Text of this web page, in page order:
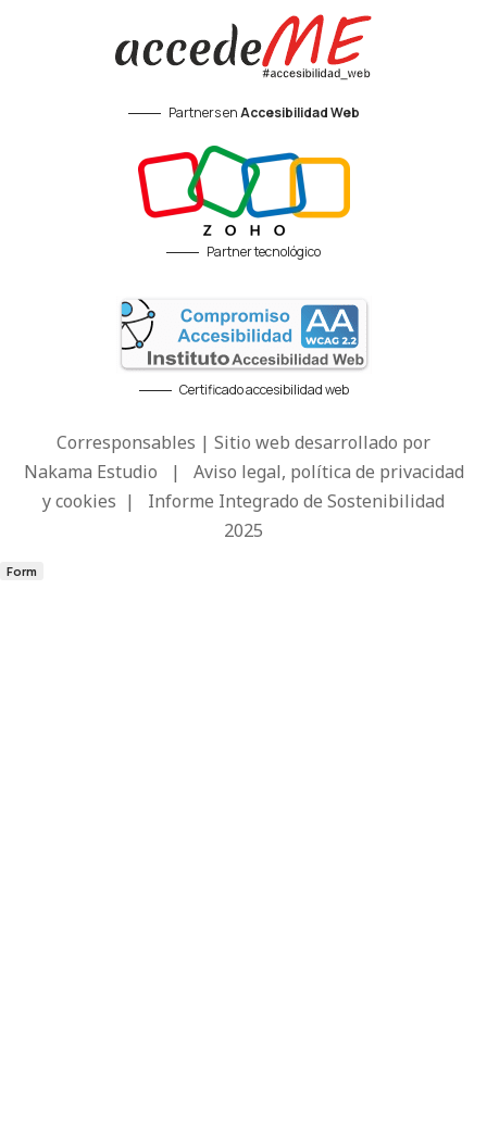
Partners enAccesibilidad Web
Partner tecnológico
Certificado accesibilidad web
Corresponsables | Sitio web desarrollado por
Nakama Estudio | Aviso legal, política de privacidad
y cookies | Informe Integrado de Sostenibilidad
2025
Form